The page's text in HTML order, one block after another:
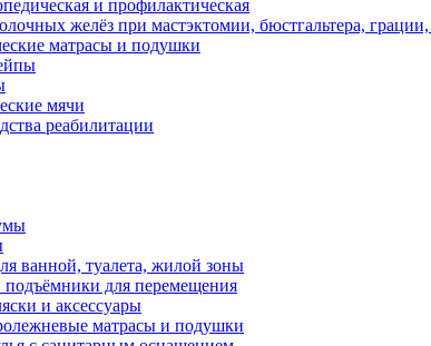
и профилактическая
желёз при мастэктомии, бюстгальтера,
матрасы и подушки
мячи
реабилитации
ванной, туалета, жилой зоны
для перемещения
и аксессуары
матрасы и подушки